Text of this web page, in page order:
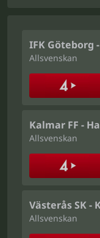
IFK Göteborg
Allsvenskan
Kalmar FF -
Allsvenskan
Västerås SK -
Allsvenskan